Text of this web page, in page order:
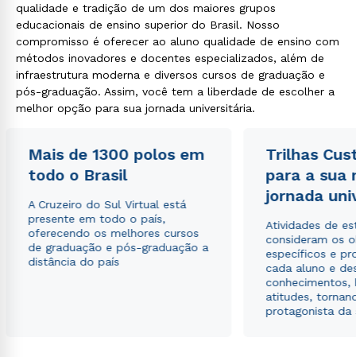
qualidade e tradição de um dos maiores grupos
educacionais de ensino superior do Brasil. Nosso
compromisso é oferecer ao aluno qualidade de ensino com
métodos inovadores e docentes especializados, além de
infraestrutura moderna e diversos cursos de graduação e
pós-graduação. Assim, você tem a liberdade de escolher a
melhor opção para sua jornada universitária.
Mais de 1300 polos em
todo o Brasil
A Cruzeiro do Sul Virtual está
presente em todo o país,
oferecendo os melhores cursos
de graduação e pós-graduação a
distância do país
Trilhas
para a sua
jornada
Atividades de
consideram os
específicos e
cada aluno e
conhecimentos,
atitudes,
protagonista da